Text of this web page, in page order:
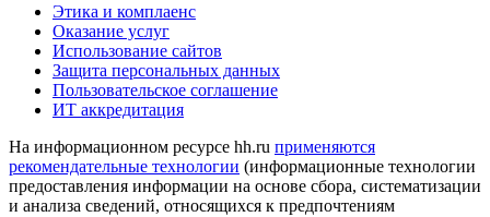
Этика и комплаенс
Оказание услуг
Использование сайтов
Защита персональных данных
Пользовательское соглашение
ИТ аккредитация
На информационном ресурсе hh.ru применяются
рекомендательные технологии (информационные технологии
предоставления информации на основе сбора, систематизации
и анализа сведений, относящихся к предпочтениям